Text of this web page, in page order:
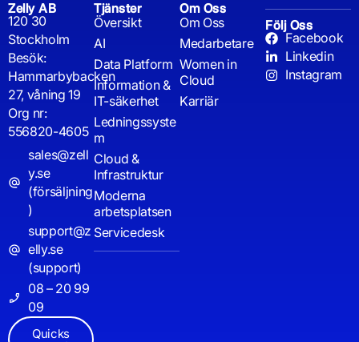
Zelly AB
120 30
Stockholm
Besök:
Hammarbybacken
27, våning 19
Org nr:
556820-4605
sales@zell
y.se
(försäljning
)
support@z
elly.se
(support)
08 – 20 99
09
Quicks
Tjänster
Översikt
AI
Data Platform
Information &
IT-säkerhet
Ledningssyste
m
Cloud &
Infrastruktur
Moderna
arbetsplatsen
Servicedesk
Om Oss
Om Oss
Medarbetare
Women in
Cloud
Karriär
Följ Oss
Facebook
Linkedin
Instagram